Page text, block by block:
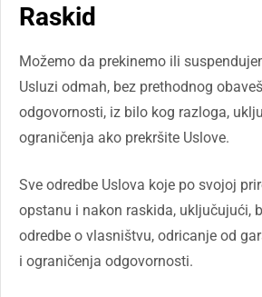
Raskid
Možemo da prekinemo ili
Usluzi odmah, bez prethodnog
odgovornosti, iz bilo kog razloga,
ograničenja ako prekršite Uslove.
Sve odredbe Uslova koje po svojoj
opstanu i nakon raskida, uključujući,
odredbe o vlasništvu, odricanje od
i ograničenja odgovornosti.